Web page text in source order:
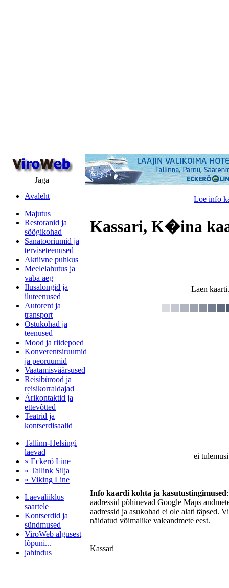
Jaga
Avaleht
Majutus
Restoranid ja
söögikohad
Sanatooriumid ja
terviseteenused
Aktiivne puhkus
Meelelahutus ja
vaba aeg
Ilusalongid ja
iluteenused
Autorent ja
transport
Ostukohad ja
teenused
Mood ja riidepoed
Konverentsiruumid
ja peoruumid
Vaatamisväärsused
Reisibürood ja
reisikorraldajad
Ärikontaktid ja
ettevõtted
Teatrid ja
kontserdisaalid
Tallinn-Helsingi
laevad
» Eckerö Line
» Tallink Silja
» Viking Line
Laevaliiklus
saartele
Kontserdid ja
sündmused
ViroWeb algusest
lõpuni...
jahindus
Loe info
Kassari, K�ina
Laen
ei
Info kaardi kohta ja kasutustingimused
aadressid põhinevad Google Maps
aadressid ja asukohad ei ole alati täpsed.
näidatud võimalike valeandmete eest.
Kassari